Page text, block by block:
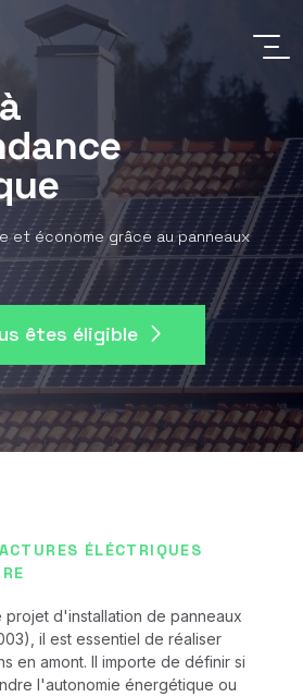
et économe grâce au panneaux
êtes éligible
ÉLÉCTRIQUES
projet d'installation de panneaux
il est essentiel de réaliser
en amont. Il importe de définir si
l'autonomie énergétique ou